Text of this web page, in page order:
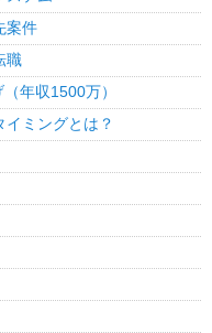
案件
職
年収1500万）
ミングとは？